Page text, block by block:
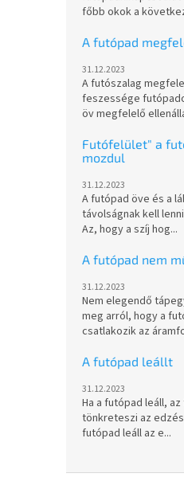
főbb okok a
A futópad
31.12.2023
A futószalag
feszessége
öv megfelelő
Futófelület" a
mozdul
31.12.2023
A futópad öve és a
távolságnak kell
Az, hogy a szíj hog...
A futópad nem
31.12.2023
Nem elegendő
meg arról, hogy a
csatlakozik az
A futópad leállt
31.12.2023
Ha a futópad leáll,
tönkreteszi az
futópad leáll az e...